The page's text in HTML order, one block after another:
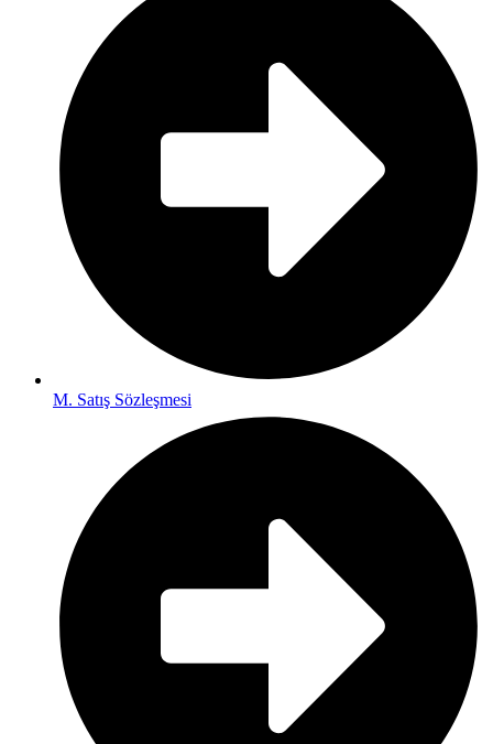
M. Satış Sözleşmesi